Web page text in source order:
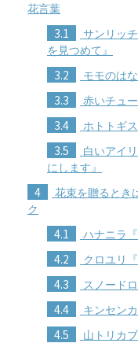
花言葉
3.1
サンリッ
を見つめて』
3.2 モモのは
3.3 赤いチュ
3.4 ホトトギ
3.5
白いアイ
にします』
4
花束を贈るとき
ク
4.1 ハナニラ
4.2 クロユリ『
4.3 スノード
4.4 キンセン
4.5 山トリカ